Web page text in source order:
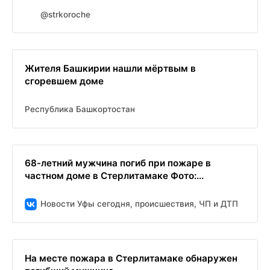
@strkoroche
Жителя Башкирии нашли мёртвым в
сгоревшем доме
Республика Башкортостан
68-летний мужчина погиб при пожаре в
частном доме в Стерлитамаке Фото:...
Новости Уфы сегодня, происшествия, ЧП и ДТП
На месте пожара в Стерлитамаке обнаружен